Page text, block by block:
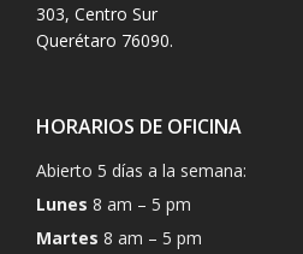
303, Centro Sur
Querétaro 76090.
HORARIOS DE OFICINA
Abierto 5 días a la semana:
Lunes 8 am – 5 pm
Martes 8 am – 5 pm